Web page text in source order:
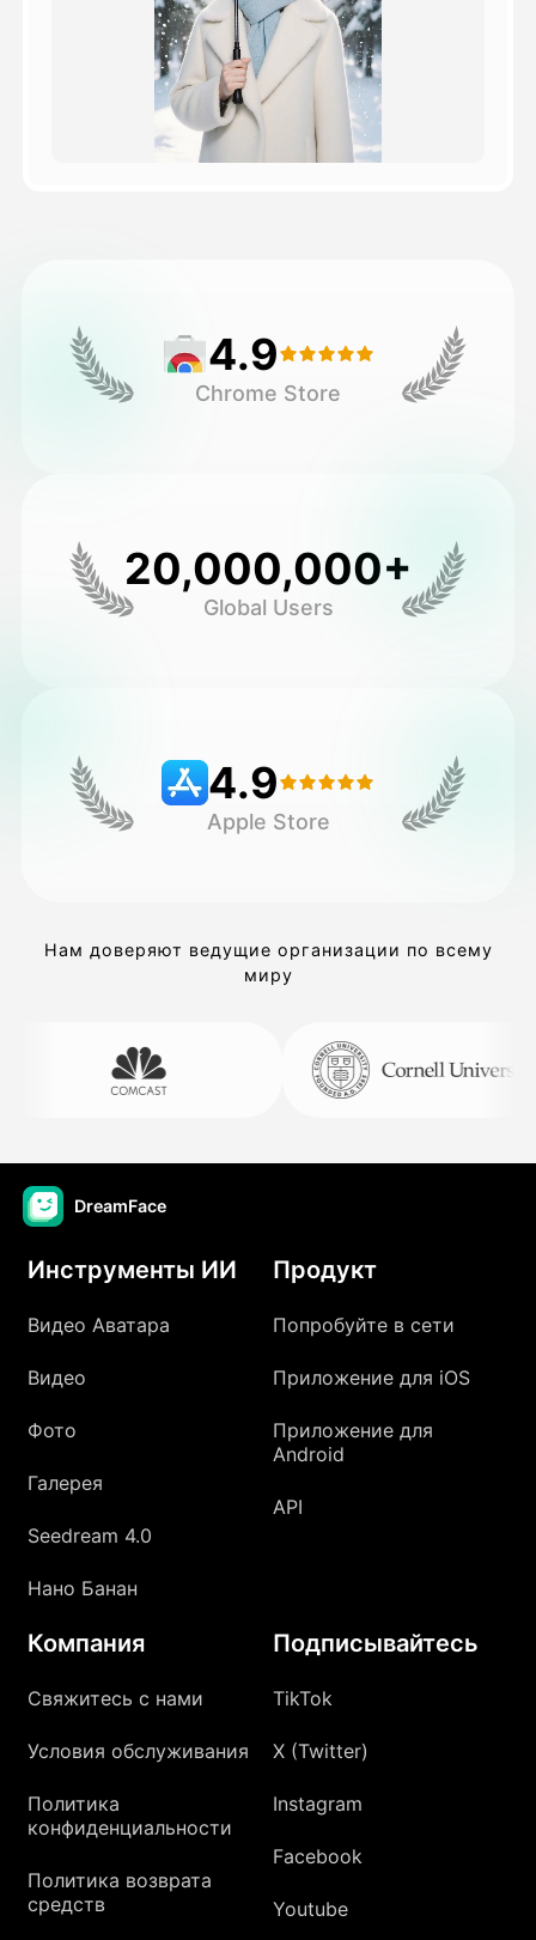
4.9
Chrome Store
20,000,000+
Global Users
4.9
Apple Store
Нам доверяют ведущие организации по всему
миру
DreamFace
Инструменты ИИ
Видео Аватара
Видео
Фото
Галерея
Seedream 4.0
Нано Банан
Продукт
Попробуйте в сети
Приложение для iOS
Приложение для
Android
API
Компания
Свяжитесь с нами
Условия обслуживания
Политика
конфиденциальности
Политика возврата
средств
Подписывайтесь
TikTok
X (Twitter)
Instagram
Facebook
Youtube